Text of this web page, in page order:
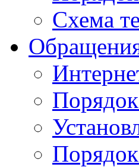
Схема